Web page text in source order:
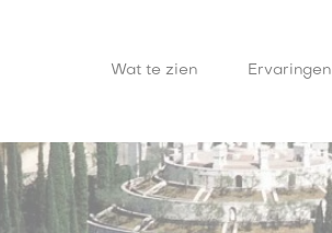
Wat te zien Ervaringen